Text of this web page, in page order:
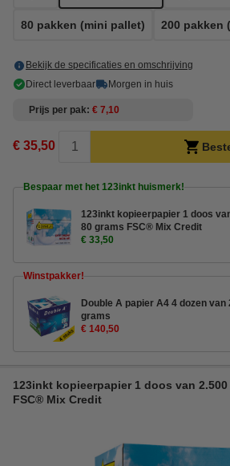
80 pakken (mini pallet) 200 pakken
Bekijk de specificaties en omschrijving
Direct leverbaar
Morgen in huis
Prijs per pak € 7,10
€ 35,50
Bespaar met het 123inkt huismerk!
123inkt kopieerpapier 1 doos
80 grams FSC® Mix Credit
€ 33,50
Winstpakker!
Double A papier A4 4 dozen van
grams
€ 140,50
123inkt kopieerpapier 1 doos van 2.500
FSC® Mix Credit